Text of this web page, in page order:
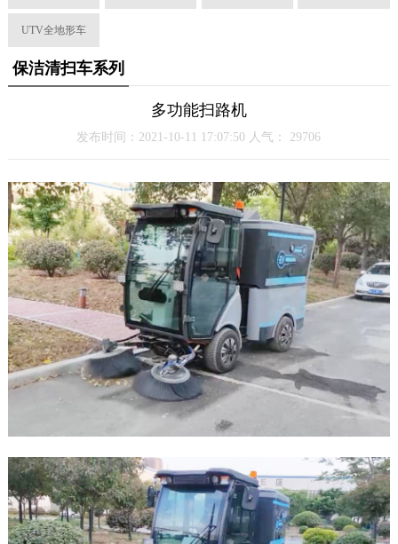
UTV全地形车
保洁清扫车系列
多功能扫路机
发布时间：2021-10-11 17:07:50 人气： 29706